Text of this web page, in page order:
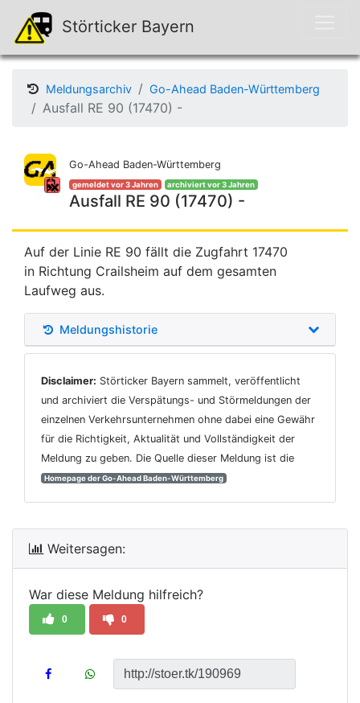
Störticker Bayern
Meldungsarchiv Go-Ahead Baden-Württemberg
Ausfall RE 90 (17470) -
Go-Ahead Baden-Württemberg
gemeldet vor 3 Jahren archiviert vor 3 Jahren
Ausfall RE 90 (17470) -
Auf der Linie RE 90 fällt die Zugfahrt 17470
in Richtung Crailsheim auf dem gesamten
Laufweg aus.
Meldungshistorie
Disclaimer: Störticker Bayern sammelt, veröffentlicht
und archiviert die Verspätungs- und Störmeldungen der
einzelnen Verkehrsunternehmen ohne dabei eine Gewähr
für die Richtigkeit, Aktualität und Vollständigkeit der
Meldung zu geben. Die Quelle dieser Meldung ist die
Homepage der Go-Ahead Baden-Württemberg
Weitersagen:
War diese Meldung hilfreich?
0 0